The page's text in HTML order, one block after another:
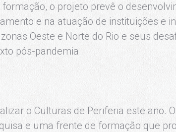
o projeto prevê o
e na atuação de instituições e
Oeste e Norte do Rio e seus
pós-pandemia.
o Culturas de Periferia este ano. O
e uma frente de formação que